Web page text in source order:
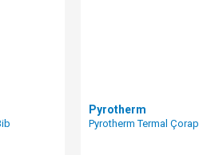
Pyrotherm
Pyrotherm Termal Çorap